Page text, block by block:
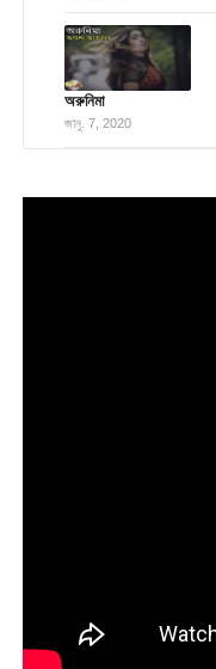
অরুনিমা
জানু. 7, 2020